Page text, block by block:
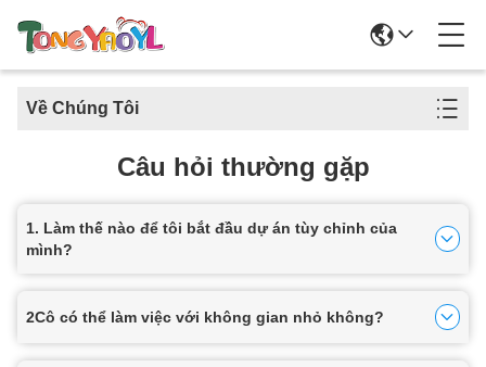
Về Chúng Tôi
Câu hỏi thường gặp
1. Làm thế nào để tôi bắt đầu dự án tùy chỉnh của
mình?
2Cô có thể làm việc với không gian nhỏ không?